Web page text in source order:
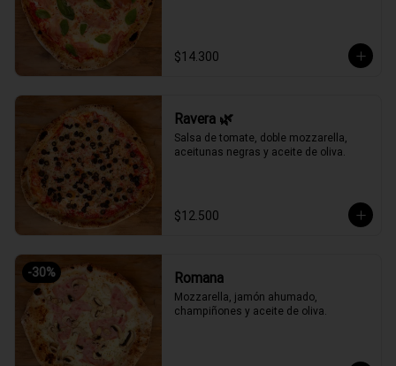
$14.300
Ravera 🌿
Salsa de tomate, doble mozzarella,
aceitunas negras y aceite de oliva.
$12.500
-30% Romana
Mozzarella, jamón ahumado,
champiñones y aceite de oliva.